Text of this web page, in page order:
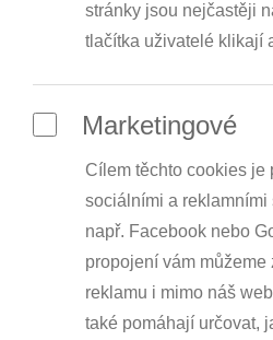
stránky jsou nejčastěji
tlačítka uživatelé klikají
Marketingové
Cílem těchto cookies je
sociálními a reklamními
např. Facebook nebo
propojení vám
reklamu i mimo náš
také pomáhají určovat,